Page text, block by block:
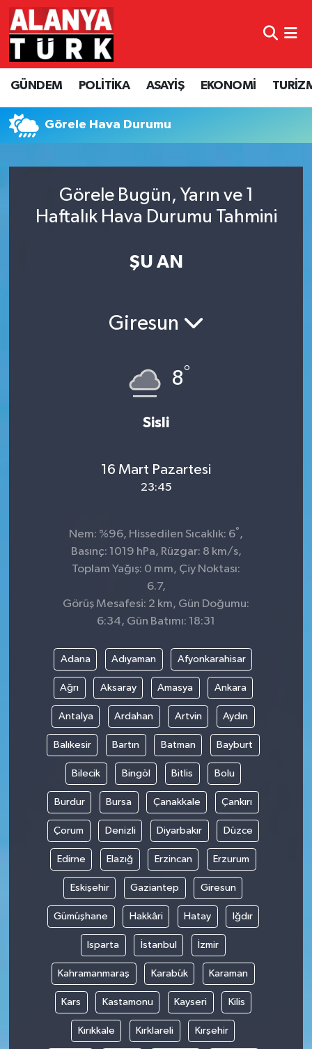
GÜNDEM POLİTİKA ASAYİŞ EKONOMİ
Görele Hava Durumu
Görele Bugün, Yarın ve 1
Haftalık Hava Durumu Tahmini
ŞU AN
Giresun
8°
Sisli
16 Mart Pazartesi
23:45
Nem: %96, Hissedilen Sıcaklık: 6° ,
Basınç: 1019 hPa, Rüzgar: 8 km/s,
Toplam Yağış: 0 mm, Çiy Noktası:
6.7,
Görüş Mesafesi: 2 km, Gün Doğumu:
6:34, Gün Batımı: 18:31
Adana Adıyaman Afyonkarahisar
Ağrı Aksaray Amasya Ankara
Antalya Ardahan Artvin Aydın
Balıkesir Bartın Batman Bayburt
Bilecik Bingöl Bitlis Bolu
Burdur Bursa Çanakkale Çankırı
Çorum Denizli Diyarbakır Düzce
Edirne Elazığ Erzincan Erzurum
Eskişehir Gaziantep Giresun
Gümüşhane Hakkâri Hatay Iğdır
Isparta İstanbul İzmir
Kahramanmaraş Karabük Karaman
Kars Kastamonu Kayseri Kilis
Kırıkkale Kırklareli Kırşehir
GÜNDEM
POLİTİKA
ASAYİŞ
TURİZM
Nöbetçi Eczaneler
Hava Durumu
Namaz Vakitleri
Süper Lig Puan Durumu ve Fikstür
Son Dakika Haberleri